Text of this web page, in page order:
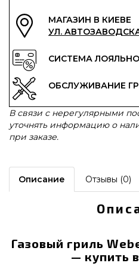
МАГАЗИН В КИЕВЕ
УЛ.
СИСТЕМА
ОБСЛУЖИВАНИЕ
В связи с нерегулярными
уточнять информацию о
при заказе.
Описание Отзывы (0)
Газовый гриль
— купить